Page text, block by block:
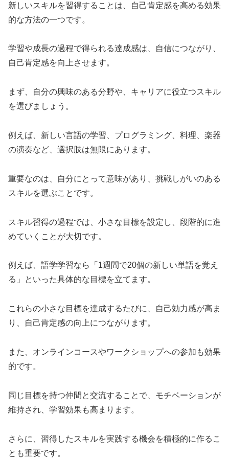
新しいスキルを習得することは、自己肯定感を高める効果
的な方法の一つです。
学習や成長の過程で得られる達成感は、自信につながり、
自己肯定感を向上させます。
まず、自分の興味のある分野や、キャリアに役立つスキル
を選びましょう。
例えば、新しい言語の学習、プログラミング、料理、楽器
の演奏など、選択肢は無限にあります。
重要なのは、自分にとって意味があり、挑戦しがいのある
スキルを選ぶことです。
スキル習得の過程では、小さな目標を設定し、段階的に進
めていくことが大切です。
例えば、語学学習なら「1週間で20個の新しい単語を覚え
る」といった具体的な目標を立てます。
これらの小さな目標を達成するたびに、自己効力感が高ま
り、自己肯定感の向上につながります。
また、オンラインコースやワークショップへの参加も効果
的です。
同じ目標を持つ仲間と交流することで、モチベーションが
維持され、学習効果も高まります。
さらに、習得したスキルを実践する機会を積極的に作るこ
とも重要です。